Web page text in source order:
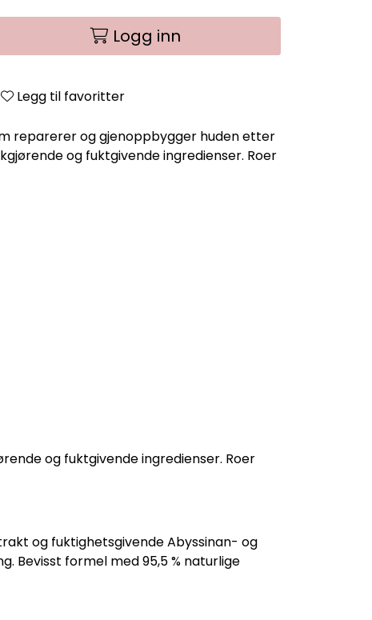
Logg inn
Legg til favoritter
reparerer og gjenoppbygger huden etter
og fuktgivende ingredienser. Roer
og fuktgivende ingredienser. Roer
og fuktighetsgivende Abyssinan- og
Bevisst formel med 95,5 % naturlige